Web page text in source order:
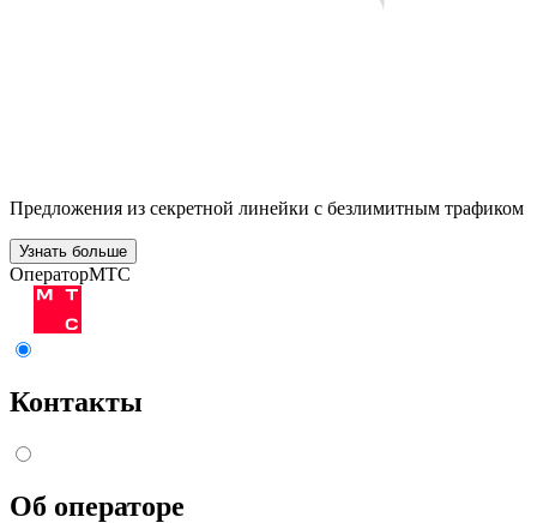
Предложения из секретной линейки с безлимитным трафиком
Узнать больше
ОператорМТС
Контакты
Об операторе